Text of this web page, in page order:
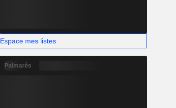
Espace mes listes
Palmarès